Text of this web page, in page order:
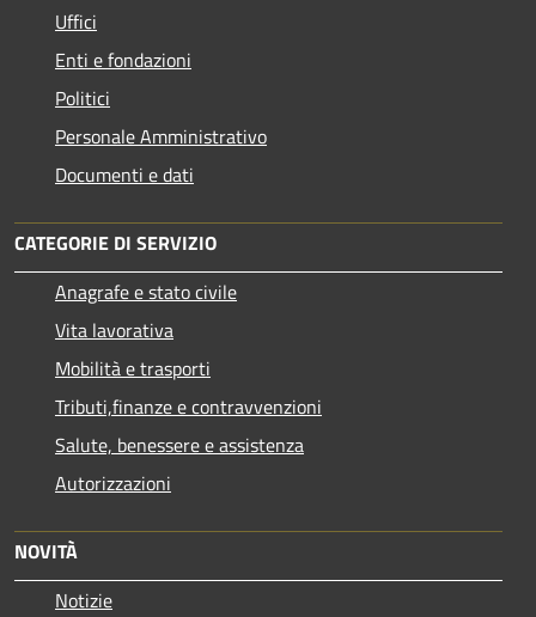
Uffici
Enti e fondazioni
Politici
Personale Amministrativo
Documenti e dati
CATEGORIE DI SERVIZIO
Anagrafe e stato civile
Vita lavorativa
Mobilità e trasporti
Tributi,finanze e contravvenzioni
Salute, benessere e assistenza
Autorizzazioni
NOVITÀ
Notizie